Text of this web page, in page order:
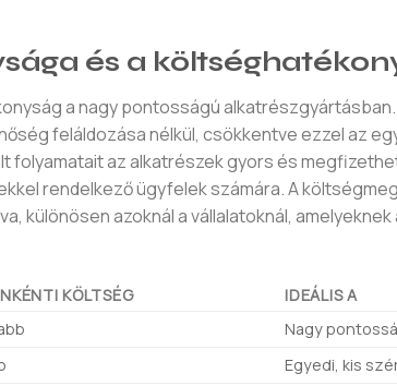
és a
a nagy pontosságú alkatrészgyártásban.
feláldozása nélkül, csökkentve ezzel az
folyamatait az alkatrészek gyors és
rendelkező ügyfelek számára. A
különösen azoknál a vállalatoknál,
KÖLTSÉG
IDEÁLIS A
Nagy
Egyedi, kis